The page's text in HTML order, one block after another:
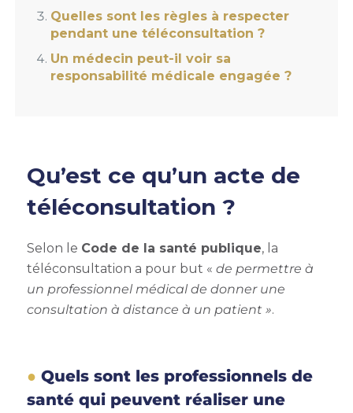
Quelles sont les règles à respecter
pendant une téléconsultation ?
Un médecin peut-il voir sa
responsabilité médicale engagée ?
Qu’est ce qu’un acte de
téléconsultation ?
Selon le Code de la santé publique, la
téléconsultation a pour but « de permettre à
un professionnel médical de donner une
consultation à distance à un patient ».
Quels sont les professionnels de
santé qui peuvent réaliser une